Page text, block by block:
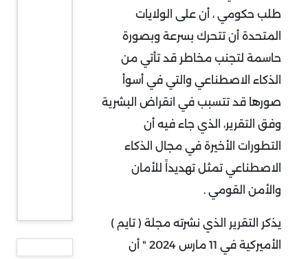
طلب حكومي ، أن على الولايات
المتحدة أن تتحرك بسرعة وبصورة
حاسمة لتجنب مخاطر قد تأتي من
الذكاء الاصطناعي والتي في أسوأ
صورها قد تتسبب في انقراض البشرية
وفق التقرير، الذي جاء فيه أن
التطورات الأخيرة في مجال الذكاء
الاصطناعي تمثل تهديداً للأمان
والأمن القومي .
يذكر التقرير الذي نشرته مجلة ( تايم )
الأميركية في 11 مارس 2024 " أن